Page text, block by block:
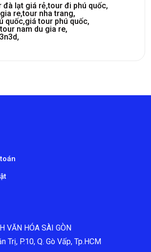
đà lạt giá rẻ,tour đi phú quốc,
re,tour nha trang,
quốc,giá tour phú quốc,
tour nam du gia re,
VĂN HÓA SÀI GÒN
Trị, P.10, Q. Gò Vấp, Tp.HCM